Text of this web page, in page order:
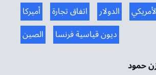
أميركا
اتفاق تجارة الدولار
الصين
ديون قياسية فرنسا
حمود